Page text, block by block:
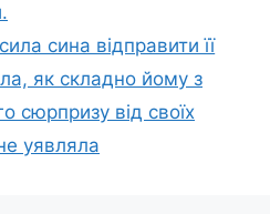
сина відправити її
як складно йому з
сюрпризу від своїх
уявляла